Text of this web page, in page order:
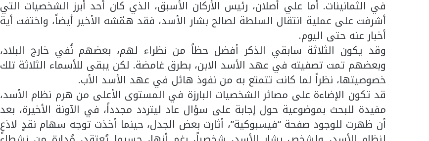
في الثمانينات. أما علي أصلان، رئيس الأركان الأسبق، الذي كان أحد أبرز الشخصيات التي
أشرفت على عملية انتقال السلطة لصالح بشار الأسد، فقد همّشه الأخير أيضاً، واختفت أية
أخبار عنه حتى اليوم.
وقد يكون الثلاثة سابقي الذكر أفضل حظاً من نظراء لهم، بعضهم نُفي خارج البلاد،
وبعضهم تمت تصفيته في عهد الأسد الابن، بطرق غامضة. لكن يبقى للأسماء الثلاثة تلك
خصوصيتها، نظراً لما كانت تتمتع به من نفوذ هائل في عهد الأسد الأب.
قد تكون الإضاءة على مصائر الشخصيات البارزة في المستوى الأعلى من هرم نظام الأسد،
مفيدة للبحث بموضوعية حول إجابة على سؤال عاد ليتردد مجدداً، في الآونة الأخيرة، بعد
أن ظهرت للوجود صفحة “فيسبوكية”، أثارت بعض الجدل، حينما أخذت توجه سهام نقدٍ لاذعٍ